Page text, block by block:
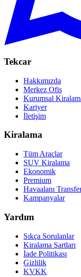
Tekcar
Hakkımızda
Merkez Ofis
Kurumsal
Kariyer
İletişim
Kiralama
Tüm Araçlar
SUV Kiralama
Ekonomik
Premium
Havaalanı
Kampanyalar
Yardım
Sıkça Sorulanlar
Kiralama Şartları
İade Politikası
Gizlilik
KVKK